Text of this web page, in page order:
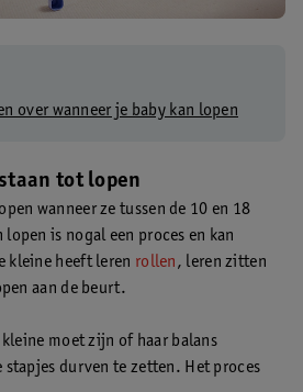
over wanneer je baby kan lopen
tot lopen
wanneer ze tussen de 10 en 18
is nogal een proces en kan
kleine heeft leren rollen, leren zitten
aan de beurt.
moet zijn of haar balans
stapjes durven te zetten. Het proces